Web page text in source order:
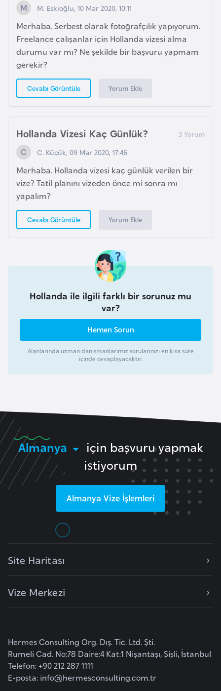
M. Eskioğlu, 10 Mar 2020, 10:11
Merhaba. Serbest olarak fotoğrafçılık yapıyorum.
Freelance çalışanlar için Hollanda vizesi alma
durumu var mı? Ne şekilde bir başvuru yapmam
gerekir?
Cevabı Görüntüle Yorum Ekle
Hollanda Vizesi Kaç Günlük?
C. Küçük, 09 Mar 2020, 17:46
Merhaba. Hollanda vizesi kaç günlük verilen bir
vize? Tatil planını vizeden önce mi sonra mı
yapalım?
Cevabı Görüntüle Yorum Ekle
Hollanda ile ilgili farklı bir sorunuz mu
var?
Hemen Sorun
Alanlarında uzman danışmanlarımız sorularınızı en kısa süre
içinde cevaplayacaktır.
Almanya
için başvuru yapmak
istiyorum
Almanya Vize İşlemleri
Site Haritası
Vize Merkezi
Hermes Consulting Org. Dış. Tic. Ltd. Şti.
Rumeli Cad. No:78 Daire:4 Kat:1 Nişantaşı, Şişli, İstanbul
Telefon: +90 212 287 1111
E-posta: info@hermesconsulting.com.tr
e
e
I
k
İ
l
a
n
d
İ
İ
s
e
ç
e
a
l
y
a